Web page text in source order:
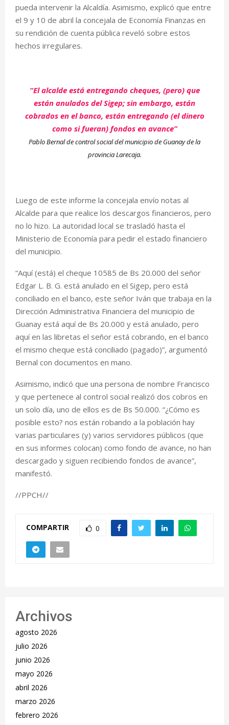
pueda intervenir la Alcaldía. Asimismo, explicó que entre
el 9 y 10 de abril la concejala de Economía Finanzas en
su rendición de cuenta pública reveló sobre estos
hechos irregulares.
“El alcalde está entregando cheques, (pero) que
están anulados del Sigep; sin embargo, están
cobrados en el banco, están entregando (el dinero
como si fueran) fondos en avance”
Pablo Bernal de control social del municipio de Guanay de la
provincia Larecaja.
Luego de este informe la concejala envío notas al
Alcalde para que realice los descargos financieros, pero
no lo hizo. La autoridad local se trasladó hasta el
Ministerio de Economía para pedir el estado financiero
del municipio.
“Aquí (está) el cheque 10585 de Bs 20.000 del señor
Edgar L. B. G. está anulado en el Sigep, pero está
conciliado en el banco, este señor Iván que trabaja en la
Dirección Administrativa Financiera del municipio de
Guanay está aquí de Bs 20.000 y está anulado, pero
aquí en las libretas el señor está cobrando, en el banco
el mismo cheque está conciliado (pagado)”, argumentó
Bernal con documentos en mano.
Asimismo, indicó que una persona de nombre Francisco
y que pertenece al control social realizó dos cobros en
un solo día, uno de ellos es de Bs 50.000. “¿Cómo es
posible esto? nos están robando a la población hay
varias particulares (y) varios servidores públicos (que
en sus informes colocan) como fondo de avance, no han
descargado y siguen recibiendo fondos de avance”,
manifestó.
//PPCH//
COMPARTIR 0
Archivos
agosto 2026
julio 2026
junio 2026
mayo 2026
abril 2026
marzo 2026
febrero 2026